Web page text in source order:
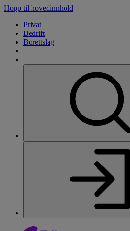
Hopp til hovedinnhold
Privat
Bedrift
Borettslag